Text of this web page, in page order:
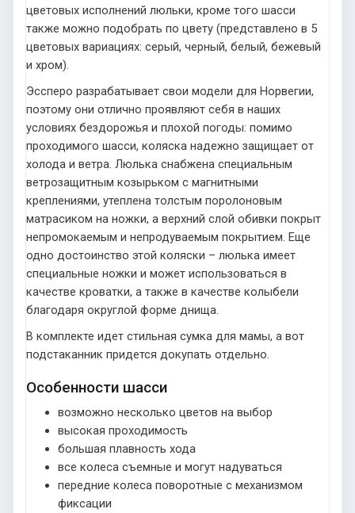
цветовых исполнений люльки, кроме того шасси
также можно подобрать по цвету (представлено в 5
цветовых вариациях: серый, черный, белый, бежевый
и хром).
Эссперо разрабатывает свои модели для Норвегии,
поэтому они отлично проявляют себя в наших
условиях бездорожья и плохой погоды: помимо
проходимого шасси, коляска надежно защищает от
холода и ветра. Люлька снабжена специальным
ветрозащитным козырьком с магнитными
креплениями, утеплена толстым поролоновым
матрасиком на ножки, а верхний слой обивки покрыт
непромокаемым и непродуваемым покрытием. Еще
одно достоинство этой коляски – люлька имеет
специальные ножки и может использоваться в
качестве кроватки, а также в качестве колыбели
благодаря округлой форме днища.
В комплекте идет стильная сумка для мамы, а вот
подстаканник придется докупать отдельно.
Особенности шасси
возможно несколько цветов на выбор
высокая проходимость
большая плавность хода
все колеса съемные и могут надуваться
передние колеса поворотные с механизмом
фиксации